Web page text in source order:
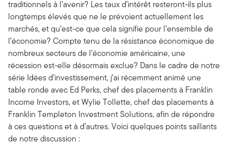
traditionnels à l’avenir? Les taux d’intérêt resteront-ils plus
longtemps élevés que ne le prévoient actuellement les
marchés, et qu’est-ce que cela signifie pour l’ensemble de
l’économie? Compte tenu de la résistance économique de
nombreux secteurs de l’économie américaine, une
récession est-elle désormais exclue? Dans le cadre de notre
série Idées d’investissement, j’ai récemment animé une
table ronde avec Ed Perks, chef des placements à Franklin
Income Investors, et Wylie Tollette, chef des placements à
Franklin Templeton Investment Solutions, afin de répondre
à ces questions et à d’autres. Voici quelques points saillants
de notre discussion :